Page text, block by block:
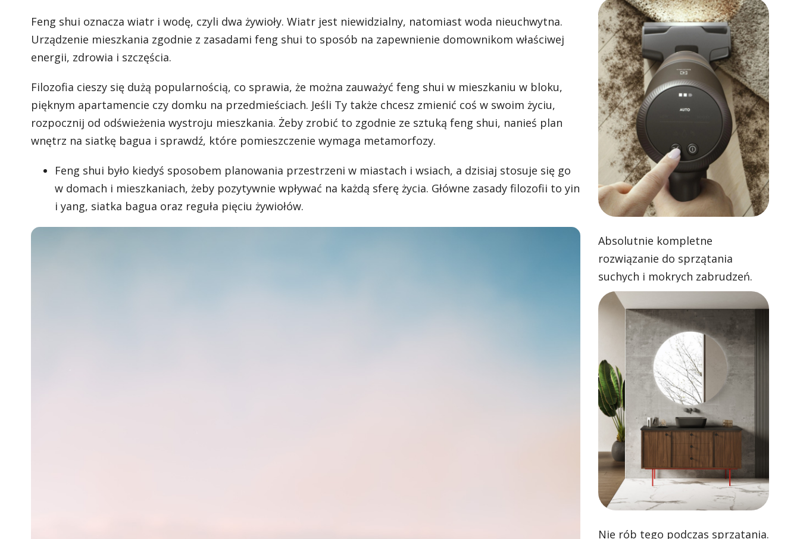
Feng shui oznacza wiatr i wodę, czyli dwa żywioły. Wiatr jest niewidzialny, natomiast woda nieuchwytna.
Urządzenie mieszkania zgodnie z zasadami feng shui to sposób na zapewnienie domownikom właściwej
energii, zdrowia i szczęścia.
Filozofia cieszy się dużą popularnością, co sprawia, że można zauważyć feng shui w mieszkaniu w bloku,
pięknym apartamencie czy domku na przedmieściach. Jeśli Ty także chcesz zmienić coś w swoim życiu,
rozpocznij od odświeżenia wystroju mieszkania. Żeby zrobić to zgodnie ze sztuką feng shui, nanieś plan
wnętrz na siatkę bagua i sprawdź, które pomieszczenie wymaga metamorfozy.
Feng shui było kiedyś sposobem planowania przestrzeni w miastach i wsiach, a dzisiaj stosuje się go
w domach i mieszkaniach, żeby pozytywnie wpływać na każdą sferę życia. Główne zasady filozofii to yin
i yang, siatka bagua oraz reguła pięciu żywiołów.
Absolutnie kompletne
rozwiązanie do sprzątania
suchych i mokrych zabrudzeń.
Skuteczne odkurzanie i zawsze
czyste mopowanie
Nie rób tego podczas sprzątania.